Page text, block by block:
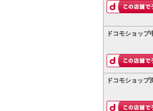
ドコモショップ
ドコモショップ